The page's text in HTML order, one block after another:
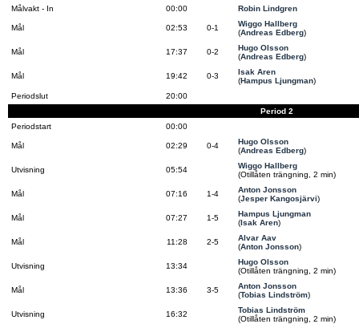
Målvakt - In
00:00 Robin Lindgren
Mål 02:53 0-1
Wiggo Hallberg
(Andreas Edberg)
Mål 17:37 0-2
Hugo Olsson
(Andreas Edberg)
Mål 19:42 0-3
Isak Aren
(Hampus Ljungman)
Periodslut
20:00
Period 2
Periodstart
00:00
Mål 02:29 0-4
Hugo Olsson
(Andreas Edberg)
Utvisning 05:54
Wiggo Hallberg
(Otillåten trängning, 2 min)
Mål 07:16 1-4
Anton Jonsson
(Jesper Kangosjärvi)
Mål 07:27 1-5
Hampus Ljungman
(Isak Aren)
Mål 11:28 2-5
Alvar Aav
(Anton Jonsson)
Utvisning 13:34
Hugo Olsson
(Otillåten trängning, 2 min)
Mål 13:36 3-5
Anton Jonsson
(Tobias Lindström)
Utvisning 16:32
Tobias Lindström
(Otillåten trängning, 2 min)